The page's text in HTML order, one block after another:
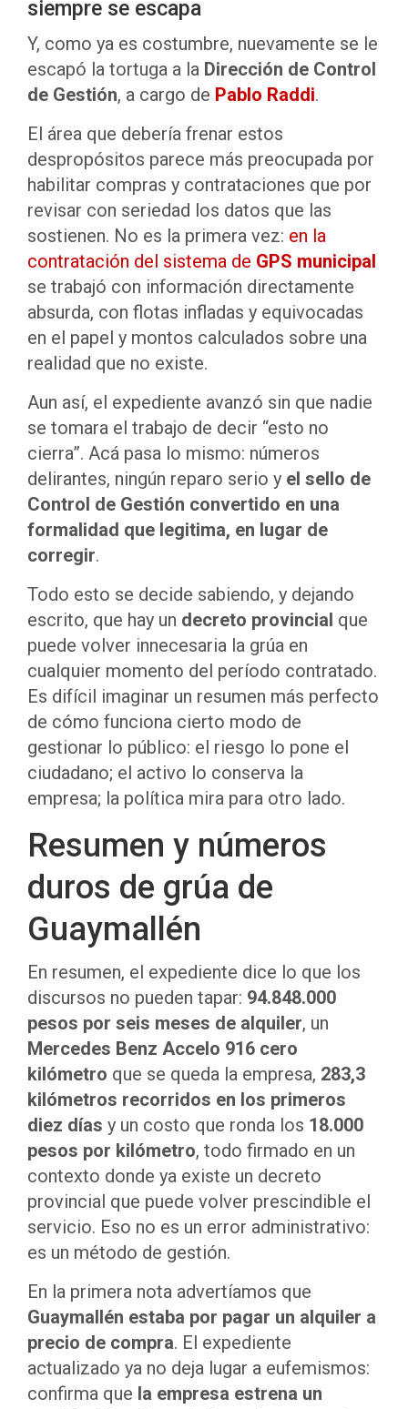
siempre se escapa
Y, como ya es costumbre, nuevamente se le
escapó la tortuga a la Dirección de Control
de Gestión, a cargo de Pablo Raddi.
El área que debería frenar estos
despropósitos parece más preocupada por
habilitar compras y contrataciones que por
revisar con seriedad los datos que las
sostienen. No es la primera vez: en la
contratación del sistema de GPS municipal
se trabajó con información directamente
absurda, con flotas infladas y equivocadas
en el papel y montos calculados sobre una
realidad que no existe.
Aun así, el expediente avanzó sin que nadie
se tomara el trabajo de decir “esto no
cierra”. Acá pasa lo mismo: números
delirantes, ningún reparo serio y el sello de
Control de Gestión convertido en una
formalidad que legitima, en lugar de
corregir.
Todo esto se decide sabiendo, y dejando
escrito, que hay un decreto provincial que
puede volver innecesaria la grúa en
cualquier momento del período contratado.
Es difícil imaginar un resumen más perfecto
de cómo funciona cierto modo de
gestionar lo público: el riesgo lo pone el
ciudadano; el activo lo conserva la
empresa; la política mira para otro lado.
Resumen y números
duros de grúa de
Guaymallén
En resumen, el expediente dice lo que los
discursos no pueden tapar: 94.848.000
pesos por seis meses de alquiler, un
Mercedes Benz Accelo 916 cero
kilómetro que se queda la empresa, 283,3
kilómetros recorridos en los primeros
diez días y un costo que ronda los 18.000
pesos por kilómetro, todo firmado en un
contexto donde ya existe un decreto
provincial que puede volver prescindible el
servicio. Eso no es un error administrativo:
es un método de gestión.
En la primera nota advertíamos que
Guaymallén estaba por pagar un alquiler a
precio de compra. El expediente
actualizado ya no deja lugar a eufemismos:
confirma que la empresa estrena un